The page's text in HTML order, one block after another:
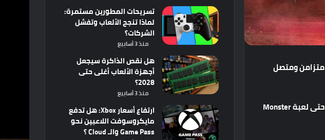
متزامنومتصل
حتىلعبةMonster
تسريحات المطورين مستمرة:
لماذا تنجح الألعاب وتفشل
الشركات؟
منذ 3 أسابيع
هل نقص الذاكرة سيجعل
أجهزة الألعاب أغلى حتى
2028؟
منذ 3 أسابيع
ارتفاع أسعار Xbox: هل تدفع
مايكروسوفت اللاعبين نحو
Game Pass والـ Cloud ؟